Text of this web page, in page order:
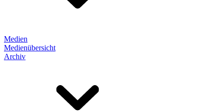
Medien
Medienübersicht
Archiv